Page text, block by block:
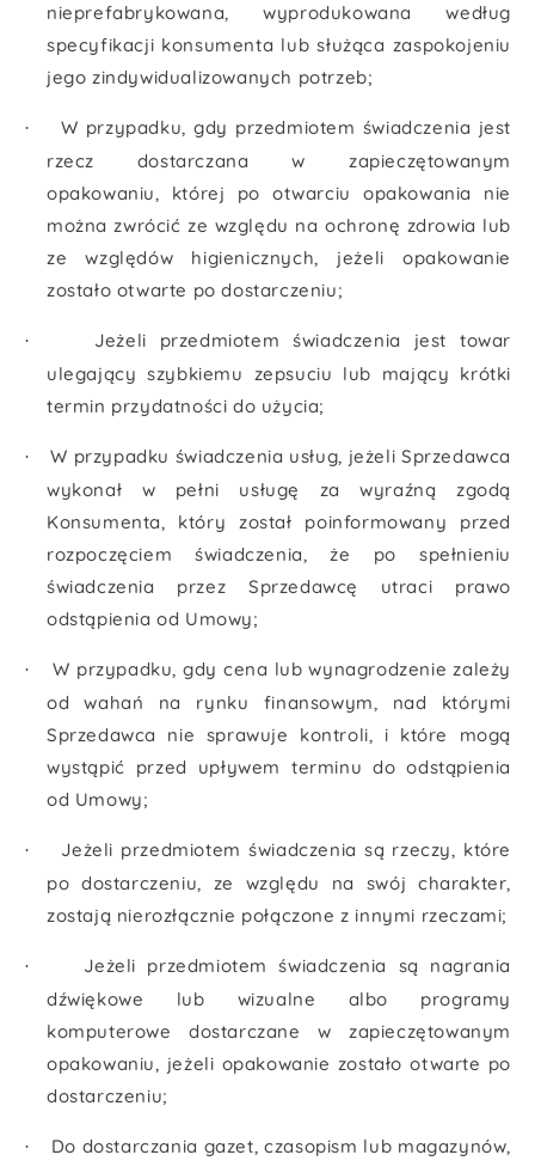
nieprefabrykowana, wyprodukowana według
specyfikacji konsumenta lub służąca zaspokojeniu
jego zindywidualizowanych potrzeb;
·
W przypadku, gdy przedmiotem świadczenia jest
rzecz dostarczana w zapieczętowanym
opakowaniu, której po otwarciu opakowania nie
można zwrócić ze względu na ochronę zdrowia lub
ze względów higienicznych, jeżeli opakowanie
zostało otwarte po dostarczeniu;
·
Jeżeli przedmiotem świadczenia jest towar
ulegający szybkiemu zepsuciu lub mający krótki
termin przydatności do użycia;
·
W przypadku świadczenia usług, jeżeli Sprzedawca
wykonał w pełni usługę za wyraźną zgodą
Konsumenta, który został poinformowany przed
rozpoczęciem świadczenia, że po spełnieniu
świadczenia przez Sprzedawcę utraci prawo
odstąpienia od Umowy;
·
W przypadku, gdy cena lub wynagrodzenie zależy
od wahań na rynku finansowym, nad którymi
Sprzedawca nie sprawuje kontroli, i które mogą
wystąpić przed upływem terminu do odstąpienia
od Umowy;
·
Jeżeli przedmiotem świadczenia są rzeczy, które
po dostarczeniu, ze względu na swój charakter,
zostają nierozłącznie połączone z innymi rzeczami;
·
Jeżeli przedmiotem świadczenia są nagrania
dźwiękowe lub wizualne albo programy
komputerowe dostarczane w zapieczętowanym
opakowaniu, jeżeli opakowanie zostało otwarte po
dostarczeniu;
·
Do dostarczania gazet, czasopism lub magazynów,